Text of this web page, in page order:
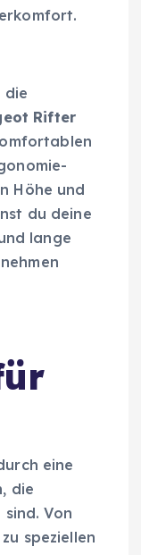
die
Rifter
Höhe und
du deine
lange
eine
die
Von
speziellen